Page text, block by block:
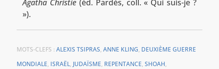
Agatha Christie(éd. Pardès, coll. « Qui suis-je ?
»).
MOTS-CLEFS : ALEXIS TSIPRAS, ANNE KLING, DEUXIÈME GUERRE
MONDIALE, ISRAËL, JUDAÏSME, REPENTANCE, SHOAH,